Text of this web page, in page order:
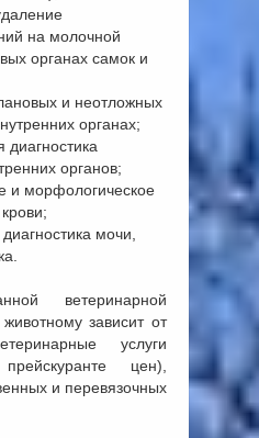
на молочной
органах самок и
и неотложных
органах;
диагностика
органов;
и морфологическое
мочи,
ветеринарной
зависит от
услуги
цен),
и перевязочных